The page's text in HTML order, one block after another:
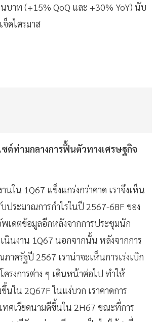
บาท (+15% QoQ และ +30% YoY) นับ
ดไตรมาส
ด์ท่ามกลางการฟื้นตัวทางเศรษฐกิจ
นใน 1Q67 แข็งแกร่งกว่าคาด เราจึงเห็น
ประมาณการกำไรในปี 2567-68F ของ
พเดตข้อมูลอีกหลังจากการประชุมนัก
นินงาน 1Q67 นอกจากนั้น หลังจากการ
าครัฐปี 2567 เราน่าจะเห็นการเร่งเบิก
รงการต่าง ๆ เดินหน้าต่อไป ทำให้
ใน 2Q67F ในแง่บวก เราคาดการ
ทศเวียดนามดีขึ้นใน 2H67 ขณะที่การ